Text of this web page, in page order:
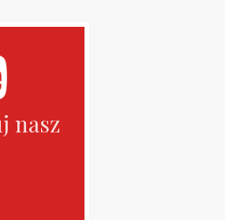
nasz